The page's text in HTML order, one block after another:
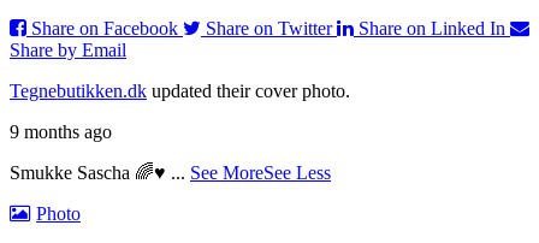
Share on Facebook
Share on Twitter
Share on Linked In
Share by Email
Tegnebutikken.dk updated their cover photo.
9 months ago
Smukke Sascha 🌈♥️ ... See MoreSee Less
Photo